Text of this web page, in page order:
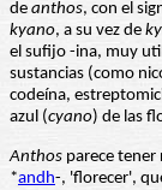
de anthos, con el
kyano, a su vez de
el sufijo -ina, muy
sustancias (como
codeína,
azul (cyano) de las
Anthos parece tener
*andh-, 'florecer',